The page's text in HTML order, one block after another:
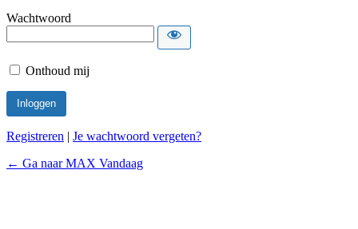
Wachtwoord
Onthoud mij
Registreren | Je wachtwoord vergeten?
← Ga naar MAX Vandaag